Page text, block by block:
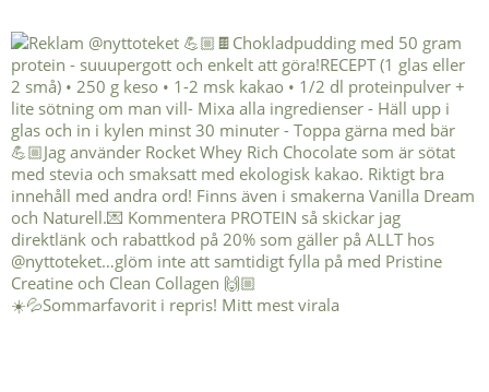
☀️💦Sommarfavorit i repris! Mitt mest virala